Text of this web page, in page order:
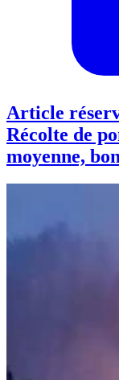
Article
Récolte de
moyenne,